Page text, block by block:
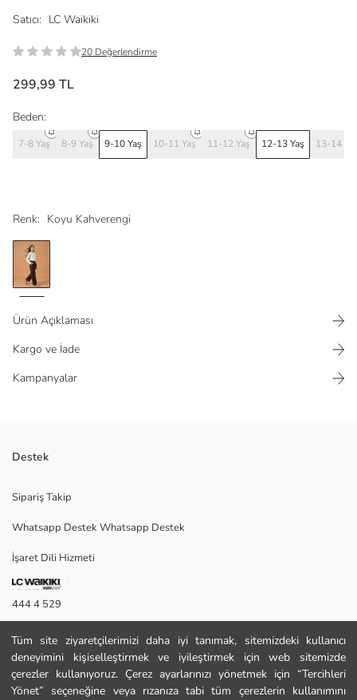
Tüm site ziyaretçilerimizi daha iyi tanımak, sitemizdeki kullanıcı
deneyimini kişiselleştirmek ve iyileştirmek için web sitemizde
çerezler kullanıyoruz. Çerez ayarlarınızı yönetmek için “Tercihleri
Yönet” seçeneğine veya rızanıza tabi tüm çerezlerin kullanımını
Satıcı: LC Waikiki
20 Değerlendirme
299,99 TL
Renk: Koyu Kahverengi
Beden:
7-8 Yaş 8-9 Yaş 9-10 Yaş 10-11 Yaş 11-12 Yaş 12-13 Yaş 13-14
Ürün Açıklaması
Kargo ve İade
Kampanyalar
Poliviskon kumaştan üretilmiştir ve cepleri bulunur.
Ana Kumaş:
Menşei:
Satıcı:
Marka:
Cinsiyet:
Kalıp:
Kumaş:
Bel Fiti:
Paça Fiti:
Destek
Sipariş Takip
Whatsapp Destek Whatsapp Destek
İşaret Dili Hizmeti
444 4 529
İletişim Formu
444 4 529